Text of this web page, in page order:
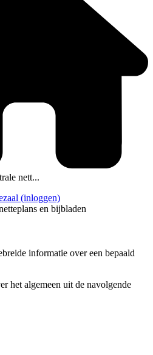
nett...
(inloggen)
en bijbladen
informatie over een bepaald
het algemeen uit de navolgende